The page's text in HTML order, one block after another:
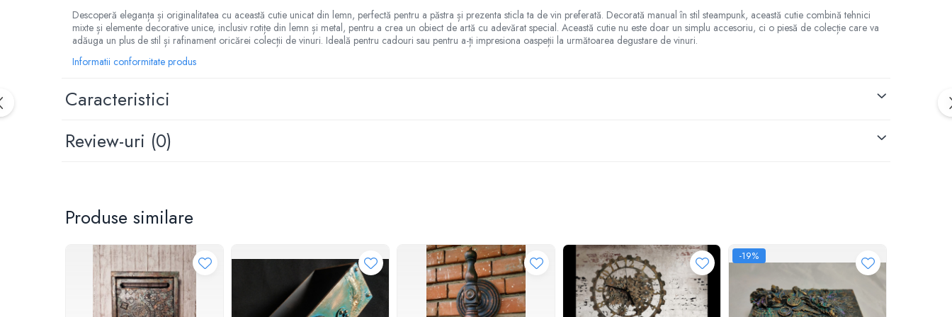
Descoperă eleganța și originalitatea cu această cutie unicat din lemn, perfectă pentru a păstra și prezenta sticla ta de vin preferată. Decorată manual în stil steampunk, această cutie combină tehnici
mixte și elemente decorative unice, inclusiv rotițe din lemn și metal, pentru a crea un obiect de artă cu adevărat special. Această cutie nu este doar un simplu accesoriu, ci o piesă de colecție care va
adăuga un plus de stil și rafinament oricărei colecții de vinuri. Ideală pentru cadouri sau pentru a-ți impresiona oaspeții la următoarea degustare de vinuri.
Informatii conformitate produs
Caracteristici
Review-uri (0)
Produse similare
-19%